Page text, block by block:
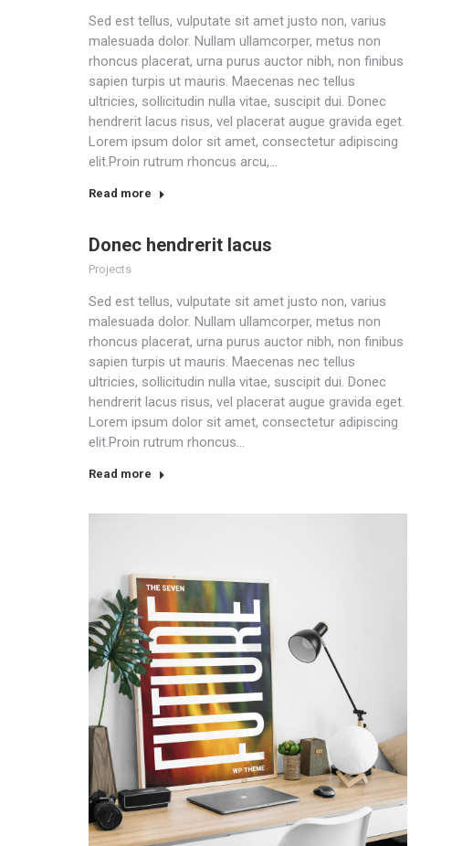
Sed est tellus, vulputate sit amet justo non, varius
malesuada dolor. Nullam ullamcorper, metus non
rhoncus placerat, urna purus auctor nibh, non finibus
sapien turpis ut mauris. Maecenas nec tellus
ultricies, sollicitudin nulla vitae, suscipit dui. Donec
hendrerit lacus risus, vel placerat augue gravida eget.
Lorem ipsum dolor sit amet, consectetur adipiscing
elit.Proin rutrum rhoncus arcu,…
Read more
Donec hendrerit lacus
Projects
Sed est tellus, vulputate sit amet justo non, varius
malesuada dolor. Nullam ullamcorper, metus non
rhoncus placerat, urna purus auctor nibh, non finibus
sapien turpis ut mauris. Maecenas nec tellus
ultricies, sollicitudin nulla vitae, suscipit dui. Donec
hendrerit lacus risus, vel placerat augue gravida eget.
Lorem ipsum dolor sit amet, consectetur adipiscing
elit.Proin rutrum rhoncus…
Read more